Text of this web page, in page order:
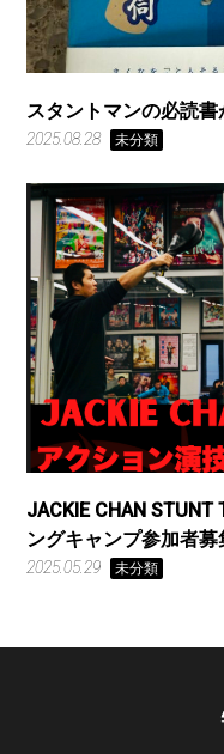
スタントマンの必読書
2025.08.28 未分類
JACKIE CHAN
ングキャンプ参加者募
2025.05.29 未分類